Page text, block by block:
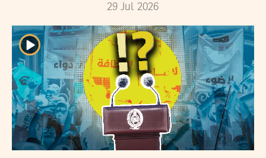
29 Jul 2026